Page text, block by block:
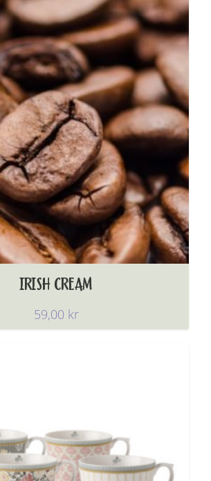
IRISH CREAM
59,00 kr